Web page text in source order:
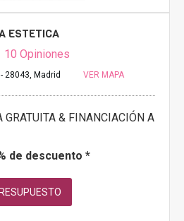
ESTETICA
10 Opiniones
28043, Madrid VER MAPA
GRATUITA & FINANCIACIÓN A
de descuento *